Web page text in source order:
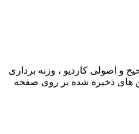
و اصولی کاردیو ، وزنه برداری
های ذخیره شده بر روی صفحه